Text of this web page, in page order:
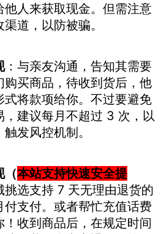
他人来获取现金。但需注意
道，以防被骗。
：与亲友沟通，告知其需要
购买商品，待收到货后，他
式将款项给你。不过要避免
，建议每月不超过 3 次，以
发风控机制。
（本站支持快速安全提
挑选支持 7 天无理由退货的
支付。或者帮忙充值话费
收到商品后，在规定时间